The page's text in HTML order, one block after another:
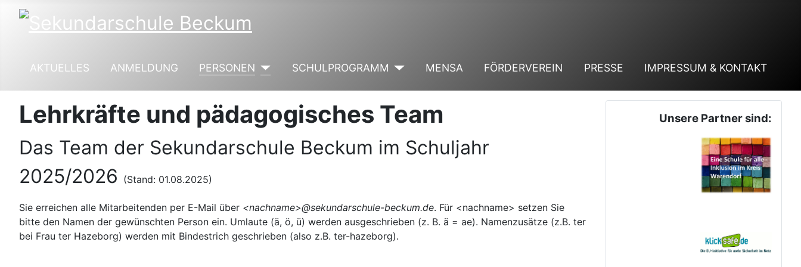
AKTUELLES ANMELDUNG PERSONEN SCHULPROGRAMM MENSA FÖRDERVEREIN PRESSE IMPRESSUM & KONTAKT
Lehrkräfte und pädagogisches Team
Das Team der Sekundarschule Beckum im Schuljahr
2025/2026 (Stand: 01.08.2025)
Sie erreichen alle Mitarbeitenden per E-Mail über <nachname>@sekundarschule-beckum.de. Für <nachname> setzen Sie
bitte den Namen der gewünschten Person ein. Umlaute (ä, ö, ü) werden ausgeschrieben (z. B. ä = ae). Namenzusätze (z.B. ter
bei Frau ter Hazeborg) werden mit Bindestrich geschrieben (also z.B. ter-hazeborg).
Unsere Partner sind: